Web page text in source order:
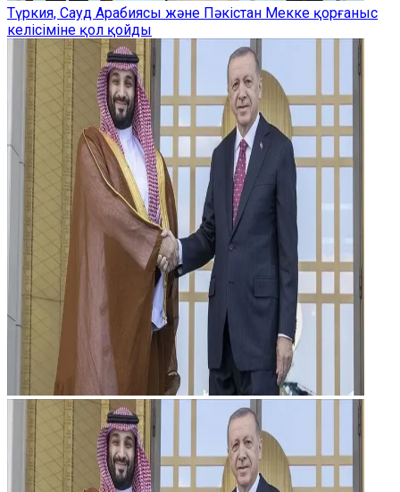
Түркия, Сауд Арабиясы және Пәкістан Мекке қорғаныс
келісіміне қол қойды